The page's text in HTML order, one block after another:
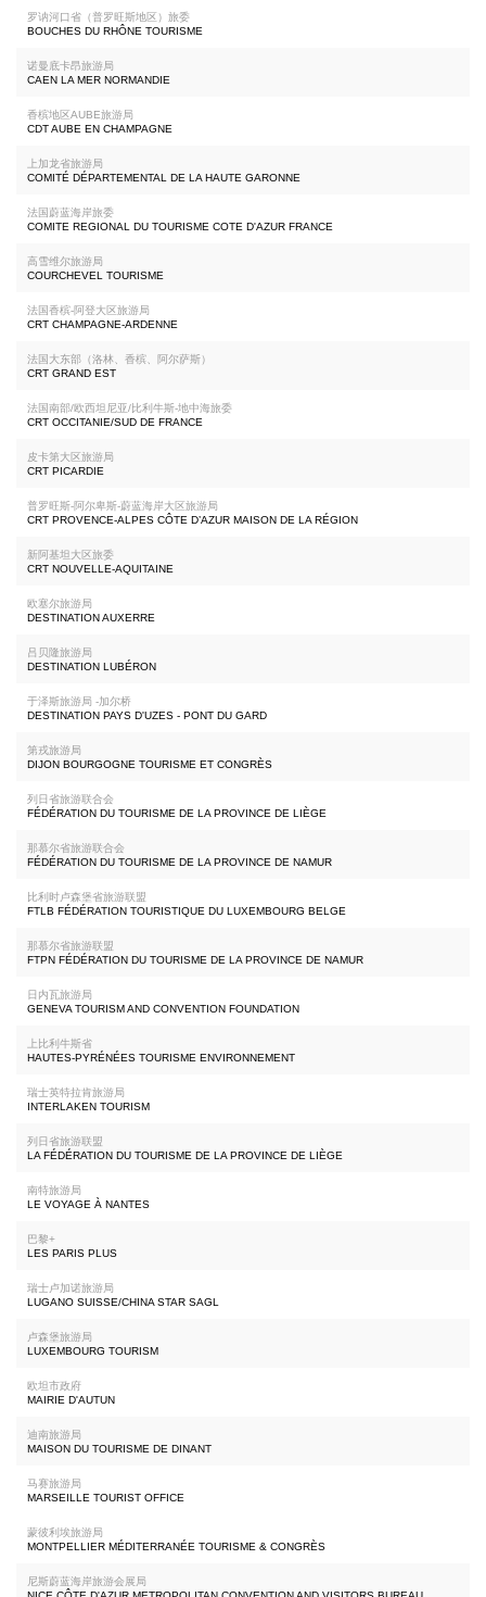
罗讷河口省（普罗旺斯地区）旅委
BOUCHES DU RHÔNE TOURISME
诺曼底卡昂旅游局
CAEN LA MER NORMANDIE
香槟地区AUBE旅游局
CDT AUBE EN CHAMPAGNE
上加龙省旅游局
COMITÉ DÉPARTEMENTAL DE LA HAUTE GARONNE
法国蔚蓝海岸旅委
COMITE REGIONAL DU TOURISME COTE D'AZUR FRANCE
高雪维尔旅游局
COURCHEVEL TOURISME
法国香槟-阿登大区旅游局
CRT CHAMPAGNE-ARDENNE
法国大东部（洛林、香槟、阿尔萨斯）
CRT GRAND EST
法国南部/欧西坦尼亚/比利牛斯-地中海旅委
CRT OCCITANIE/SUD DE FRANCE
皮卡第大区旅游局
CRT PICARDIE
普罗旺斯-阿尔卑斯-蔚蓝海岸大区旅游局
CRT PROVENCE-ALPES CÔTE D’AZUR MAISON DE LA RÉGION
新阿基坦大区旅委
CRT NOUVELLE-AQUITAINE
欧塞尔旅游局
DESTINATION AUXERRE
吕贝隆旅游局
DESTINATION LUBÉRON
于泽斯旅游局 -加尔桥
DESTINATION PAYS D'UZES - PONT DU GARD
第戎旅游局
DIJON BOURGOGNE TOURISME ET CONGRÈS
列日省旅游联合会
FÉDÉRATION DU TOURISME DE LA PROVINCE DE LIÈGE
那慕尔省旅游联合会
FÉDÉRATION DU TOURISME DE LA PROVINCE DE NAMUR
比利时卢森堡省旅游联盟
FTLB FÉDÉRATION TOURISTIQUE DU LUXEMBOURG BELGE
那慕尔省旅游联盟
FTPN FÉDÉRATION DU TOURISME DE LA PROVINCE DE NAMUR
日内瓦旅游局
GENEVA TOURISM AND CONVENTION FOUNDATION
上比利牛斯省
HAUTES-PYRÉNÉES TOURISME ENVIRONNEMENT
瑞士英特拉肯旅游局
INTERLAKEN TOURISM
列日省旅游联盟
LA FÉDÉRATION DU TOURISME DE LA PROVINCE DE LIÈGE
南特旅游局
LE VOYAGE À NANTES
巴黎+
LES PARIS PLUS
瑞士卢加诺旅游局
LUGANO SUISSE/CHINA STAR SAGL
卢森堡旅游局
LUXEMBOURG TOURISM
欧坦市政府
MAIRIE D'AUTUN
迪南旅游局
MAISON DU TOURISME DE DINANT
马赛旅游局
MARSEILLE TOURIST OFFICE
蒙彼利埃旅游局
MONTPELLIER MÉDITERRANÉE TOURISME & CONGRÈS
尼斯蔚蓝海岸旅游会展局